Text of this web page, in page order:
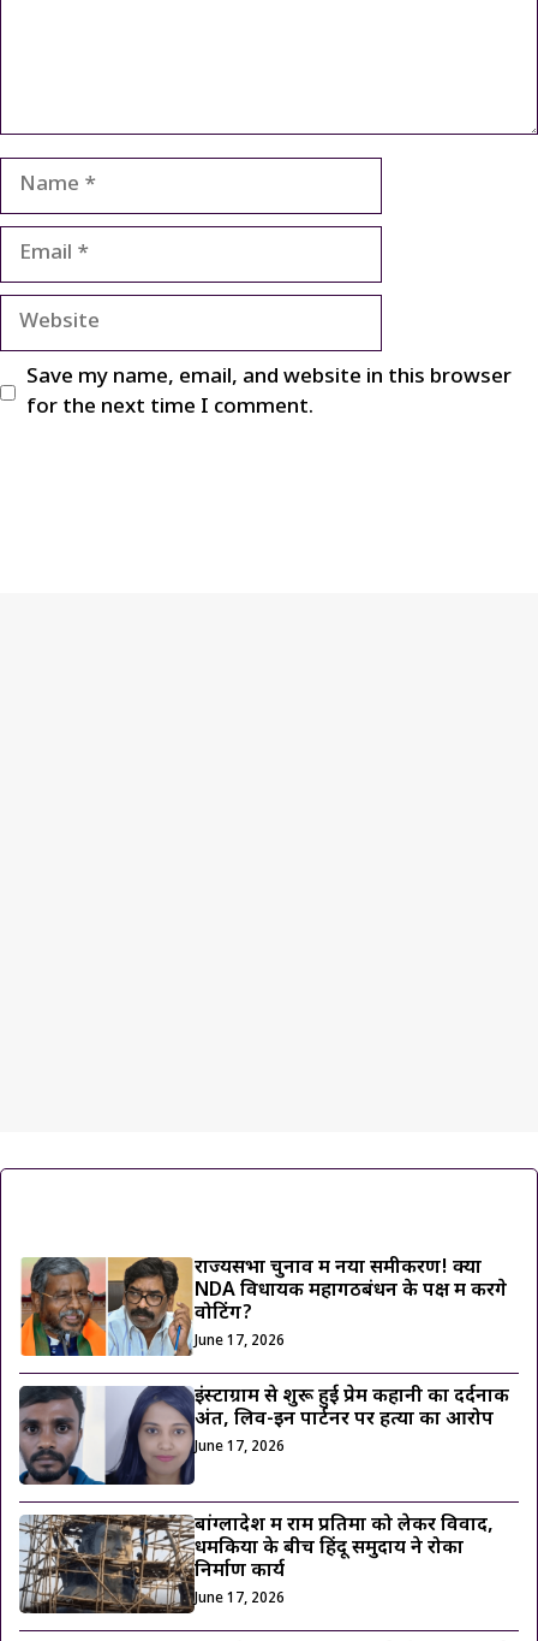
Name
Email
Website
Save my name, email, and website in this browser
for the next time I comment.
राज्यसभा चुनाव में नया समीकरण! क्या
NDA विधायक महागठबंधन के पक्ष में करेंगे
वोटिंग?
June 17, 2026
इंस्टाग्राम से शुरू हुई प्रेम कहानी का दर्दनाक
अंत, लिव-इन पार्टनर पर हत्या का आरोप
June 17, 2026
बांग्लादेश में राम प्रतिमा को लेकर विवाद,
धमकियों के बीच हिंदू समुदाय ने रोका
निर्माण कार्य
June 17, 2026